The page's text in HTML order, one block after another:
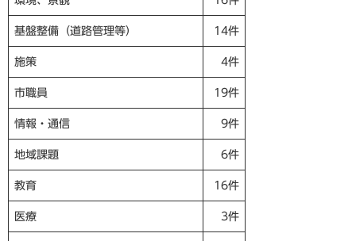
基盤整備（道路管理等） 14件
施策 4件
市職員 19件
情報・通信 9件
地域課題 6件
教育 16件
医療 3件